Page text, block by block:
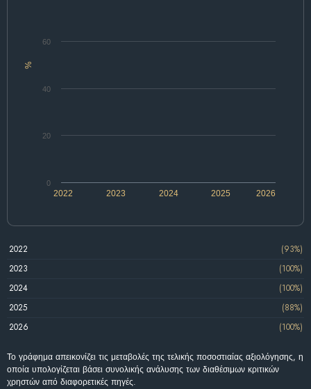
%
2022 2024 2026
2023 2025
0
20
40
60
2022
(93%)
2023
(100%)
2024
(100%)
2025
(88%)
2026
(100%)
Το γράφημα απεικονίζει τις μεταβολές της τελικής ποσοστιαίας αξιολόγησης, η
οποία υπολογίζεται βάσει συνολικής ανάλυσης των διαθέσιμων κριτικών
χρηστών από διαφορετικές πηγές.